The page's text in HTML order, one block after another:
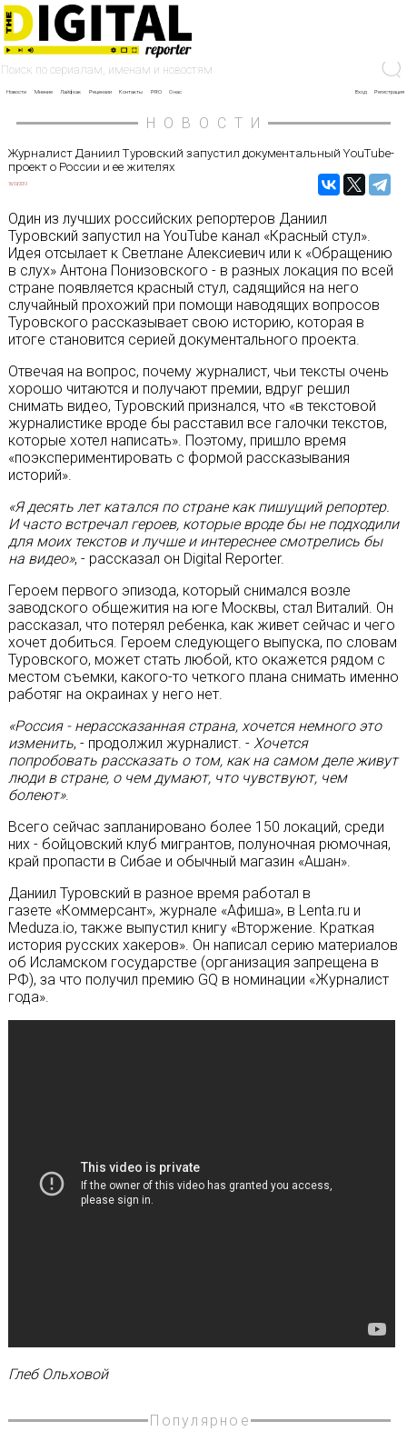
Новости Мнение Лайфхак Рецензии Контакты PRO О нас Вход Регистрация
НОВОСТИ
Журналист Даниил Туровский запустил документальный YouTube-
проект о России и ее жителях
16/09/2019
Один из лучших российских репортеров Даниил
Туровский запустил на YouTube канал «Красный стул».
Идея отсылает к Светлане Алексиевич или к «Обращению
в слух» Антона Понизовского - в разных локация по всей
стране появляется красный стул, садящийся на него
случайный прохожий при помощи наводящих вопросов
Туровского рассказывает свою историю, которая в
итоге становится серией документального проекта.
Отвечая на вопрос, почему журналист, чьи тексты очень
хорошо читаются и получают премии, вдруг решил
снимать видео, Туровский признался, что «в текстовой
журналистике вроде бы расставил все галочки текстов,
которые хотел написать». Поэтому, пришло время
«поэкспериментировать с формой рассказывания
историй».
«Я десять лет катался по стране как пишущий репортер.
И часто встречал героев, которые вроде бы не подходили
для моих текстов и лучше и интереснее смотрелись бы
на видео», - рассказал он Digital Reporter.
Героем первого эпизода, который снимался возле
заводского общежития на юге Москвы, стал Виталий. Он
рассказал, что потерял ребенка, как живет сейчас и чего
хочет добиться. Героем следующего выпуска, по словам
Туровского, может стать любой, кто окажется рядом с
местом съемки, какого-то четкого плана снимать именно
работяг на окраинах у него нет.
«Россия - нерассказанная страна, хочется немного это
изменить, - продолжил журналист. - Хочется
попробовать рассказать о том, как на самом деле живут
люди в стране, о чем думают, что чувствуют, чем
болеют».
Всего сейчас запланировано более 150 локаций, среди
них - бойцовский клуб мигрантов, полуночная рюмочная,
край пропасти в Сибае и обычный магазин «Ашан».
Даниил Туровский в разное время работал в
газете «Коммерсант», журнале «Афиша», в Lenta.ru и
Meduza.io, также выпустил книгу «Вторжение. Краткая
история русских хакеров». Он написал серию материалов
об Исламском государстве (организация запрещена в
РФ), за что получил премию GQ в номинации «Журналист
года».
Глеб Ольховой
Популярное